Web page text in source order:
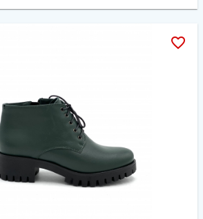
favorite_border